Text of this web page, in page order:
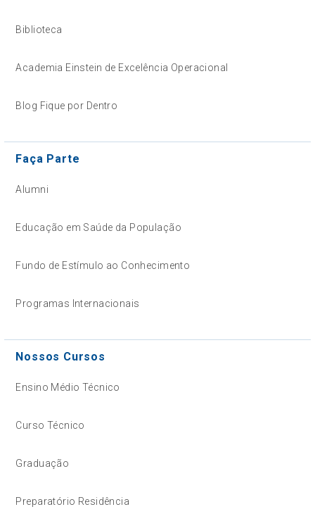
Biblioteca
Academia Einstein de Excelência Operacional
Blog Fique por Dentro
Faça Parte
Alumni
Educação em Saúde da População
Fundo de Estímulo ao Conhecimento
Programas Internacionais
Nossos Cursos
Ensino Médio Técnico
Curso Técnico
Graduação
Preparatório Residência